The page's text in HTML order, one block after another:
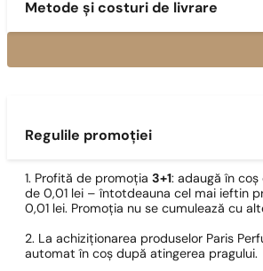
Metode și costuri de livrare
Regulile promoției
1. Profită de promoția 3+1: adaugă în
de 0,01 lei – întotdeauna cel mai ieftin
0,01 lei. Promoția nu se cumulează cu
2. La achiziționarea produselor Paris
automat în coș după atingerea pragului.